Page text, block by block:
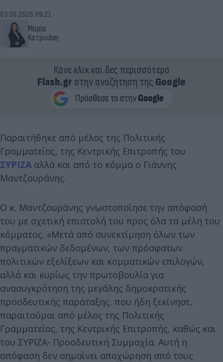
Μαρία
Κατρινάκη
03.06.2026 09:21
Κάνε κλικ και δες περισσότερο
Flash.grστην αναζήτηση της Google
Παραιτήθηκε από μέλος της Πολιτικής
Γραμματείας, της Κεντρικής Επιτροπής του
ΣΥΡΙΖΑ αλλά και από το κόμμα ο Γιάννης
Μαντζουράνης.
Ο κ. Μαντζουράνης γνωστοποίησε την απόφασή
του με σχετική επιστολή του προς όλα τα μέλη του
κόμματος. «Μετά από συνεκτίμηση όλων των
πραγματικών δεδομένων, των πρόσφατων
πολιτικών εξελίξεων και κομματικών επιλογών,
αλλά και κυρίως την πρωτοβουλία για
ανασυγκρότηση της μεγάλης δημοκρατικής
προοδευτικής παράταξης, που ήδη ξεκίνησε,
παραιτούμαι από μέλος της Πολιτικής
Γραμματείας, της Κεντρικής Επιτροπής, καθώς και
του ΣΥΡΙΖΑ- Προοδευτική Συμμαχία. Αυτή η
απόφαση δεν σημαίνει αποχώρηση από τους